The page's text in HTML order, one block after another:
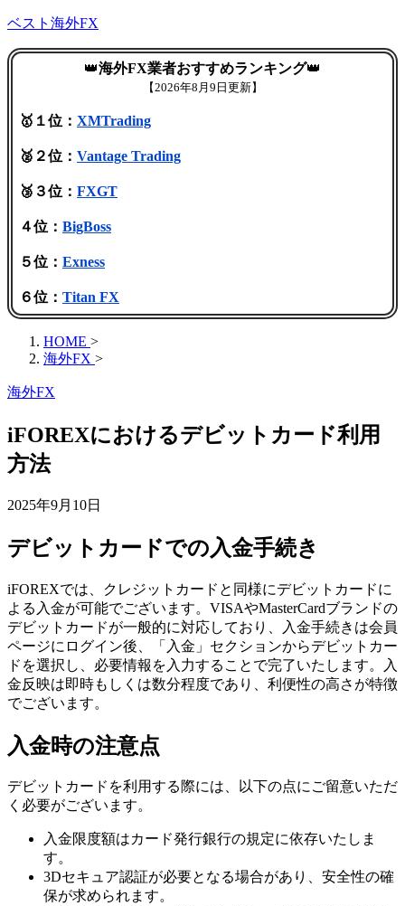
ベスト海外FX
👑海外FX業者おすすめランキング👑
【2026年8月9日更新】
🥇１位： XMTrading
🥈２位： Vantage Trading
🥉３位： FXGT
４位： BigBoss
５位： Exness
６位： Titan FX
HOME >
海外FX >
海外FX
iFOREXにおけるデビットカード利用
方法
2025年9月10日
デビットカードでの入金手続き
iFOREXでは、クレジットカードと同様にデビットカードに
よる入金が可能でございます。VISAやMasterCardブランドの
デビットカードが一般的に対応しており、入金手続きは会員
ページにログイン後、「入金」セクションからデビットカー
ドを選択し、必要情報を入力することで完了いたします。入
金反映は即時もしくは数分程度であり、利便性の高さが特徴
でございます。
入金時の注意点
デビットカードを利用する際には、以下の点にご留意いただ
く必要がございます。
入金限度額はカード発行銀行の規定に依存いたしま
す。
3Dセキュア認証が必要となる場合があり、安全性の確
保が求められます。